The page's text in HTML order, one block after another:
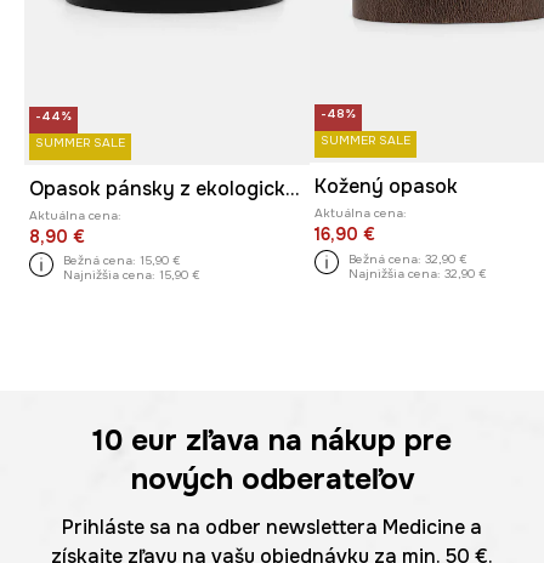
-44%
SUMMER SALE
Opasok pánsky z ekologickej kože čierna farba
Aktuálna cena:
8,90 €
Bežná cena: 15,90 €
Najnižšia cena: 15,90 €
-48%
SUMMER SALE
Kožený opasok
Aktuálna cena:
16,90 €
Bežná cena: 32,90 €
Najnižšia cena: 32,90 €
10 eur zľava na nákup pre
nových odberateľov
Prihláste sa na odber newslettera Medicine a
získajte zľavu na vašu objednávku za min. 50 €.